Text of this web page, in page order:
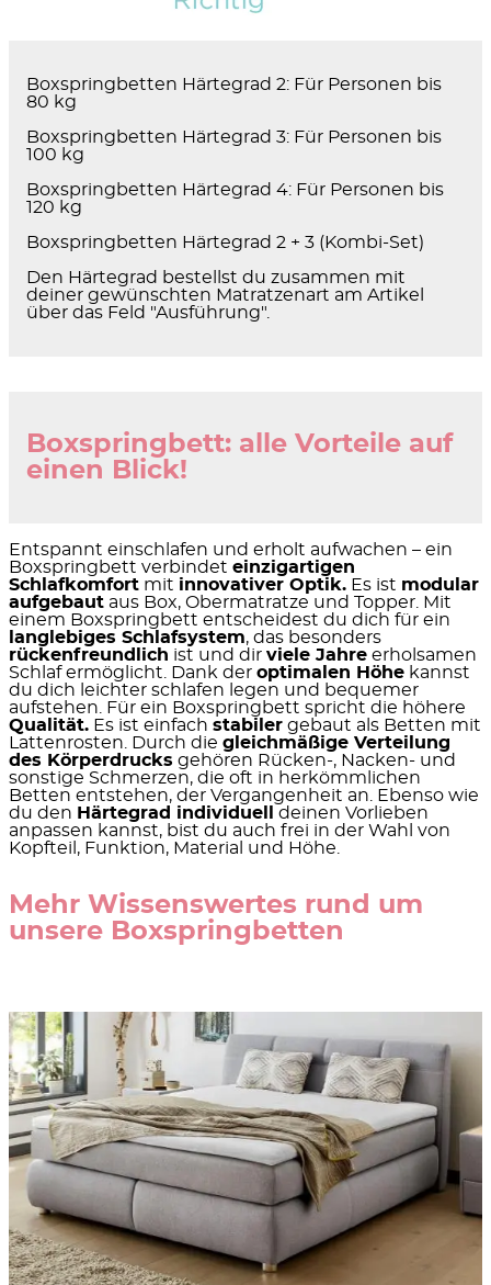
Boxspringbetten Härtegrad 2: Für Personen bis
80 kg
Boxspringbetten Härtegrad 3: Für Personen bis
100 kg
Boxspringbetten Härtegrad 4: Für Personen bis
120 kg
Boxspringbetten Härtegrad 2 + 3 (Kombi-Set)
Den Härtegrad bestellst du zusammen mit
deiner gewünschten Matratzenart am Artikel
über das Feld "Ausführung".
Boxspringbett: alle Vorteile auf
einen Blick!
Entspannt einschlafen und erholt aufwachen – ein
Boxspringbett verbindet einzigartigen
Schlafkomfort mit innovativer Optik. Es ist modular
aufgebaut aus Box, Obermatratze und Topper. Mit
einem Boxspringbett entscheidest du dich für ein
langlebiges Schlafsystem, das besonders
rückenfreundlich ist und dir viele Jahre erholsamen
Schlaf ermöglicht. Dank der optimalen Höhe kannst
du dich leichter schlafen legen und bequemer
aufstehen. Für ein Boxspringbett spricht die höhere
Qualität. Es ist einfach stabiler gebaut als Betten mit
Lattenrosten. Durch die gleichmäßige Verteilung
des Körperdrucks gehören Rücken-, Nacken- und
sonstige Schmerzen, die oft in herkömmlichen
Betten entstehen, der Vergangenheit an. Ebenso wie
du den Härtegrad individuell
deinen Vorlieben
anpassen kannst, bist du auch frei in der Wahl von
Kopfteil, Funktion, Material und Höhe.
Mehr Wissenswertes rund um
unsere Boxspringbetten